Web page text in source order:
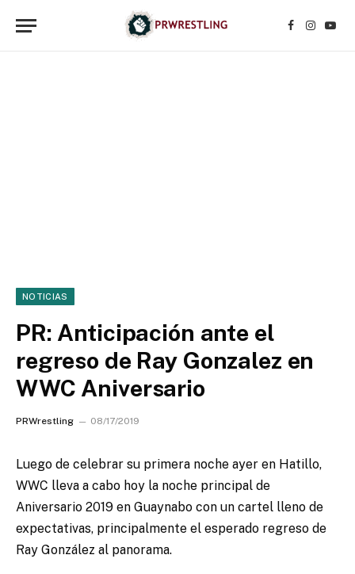
Facebook
NOTICIAS
PR: Anticipación ante el
regreso de Ray Gonzalez en
WWC Aniversario
PRWrestling 08/17/2019
Luego de celebrar su primera noche ayer en Hatillo,
WWC lleva a cabo hoy la noche principal de
Aniversario 2019 en Guaynabo con un cartel lleno de
expectativas, principalmente el esperado regreso de
Ray González al panorama.